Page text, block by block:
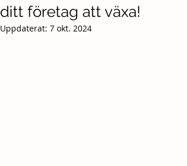
ditt företag att växa!
Uppdaterat: 7 okt. 2024